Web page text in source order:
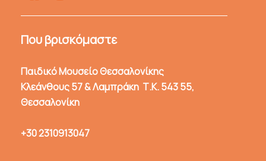
Που βρισκόμαστε
Παιδικό Μουσείο Θεσσαλονίκης
Κλεάνθους 57 & Λαμπράκη Τ.Κ. 543 55,
Θεσσαλονίκη
+30 2310913047